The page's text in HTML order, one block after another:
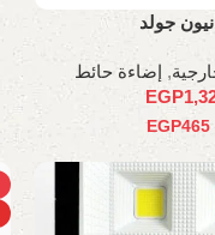
جولد
, إضاءة حائط
EGP
EGP465